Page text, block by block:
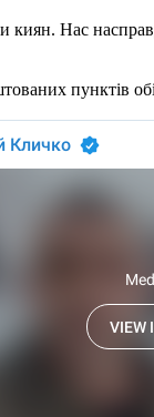
Нас
пунктів